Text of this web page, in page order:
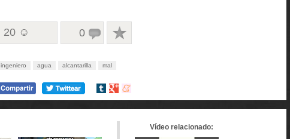
20 ☺ 0
ingeniero agua alcantarilla mal
Compartir
Compartir
Compartir
Vídeo relacionado: